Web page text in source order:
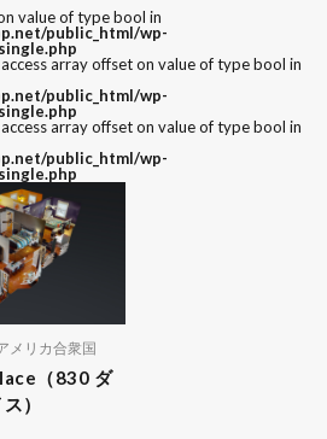
value of type bool in
public_html/wp-
array offset on value of type bool in
public_html/wp-
array offset on value of type bool in
public_html/wp-
メリカ合衆国
（830 ダ
）